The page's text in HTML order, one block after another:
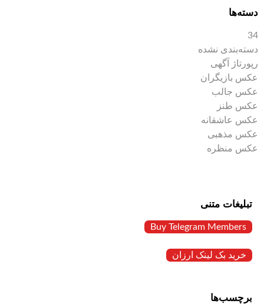
دسته‌ها
34
دسته‌بندی نشده
رپورتاژ آگهی
عکس بازیگران
عکس جالب
عکس طنز
عکس عاشقانه
عکس مذهبی
عکس منظره
تبلیغات متنی
Buy Telegram Members
خرید بک لینک ارزان
برچسب‌ها